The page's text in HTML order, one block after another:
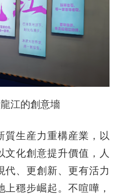
江的創意墻
質生産力重構産業，以
文化創意提升價值，人
代、更創新、更有活力
穩步崛起。不喧嘩，